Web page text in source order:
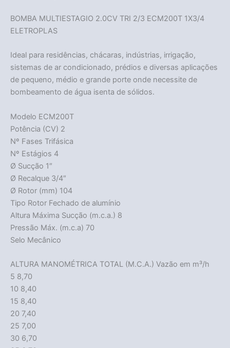
BOMBA MULTIESTAGIO 2.0CV TRI 2/3 ECM200T 1X3/4
ELETROPLAS
Ideal para residências, chácaras, indústrias, irrigação,
sistemas de ar condicionado, prédios e diversas aplicações
de pequeno, médio e grande porte onde necessite de
bombeamento de água isenta de sólidos.
Modelo ECM200T
Potência (CV) 2
Nº Fases Trifásica
Nº Estágios 4
Ø Sucção 1″
Ø Recalque 3/4″
Ø Rotor (mm) 104
Tipo Rotor Fechado de alumínio
Altura Máxima Sucção (m.c.a.) 8
Pressão Máx. (m.c.a) 70
Selo Mecânico
ALTURA MANOMÉTRICA TOTAL (M.C.A.) Vazão em m³/h
5 8,70
10 8,40
15 8,40
20 7,40
25 7,00
30 6,70